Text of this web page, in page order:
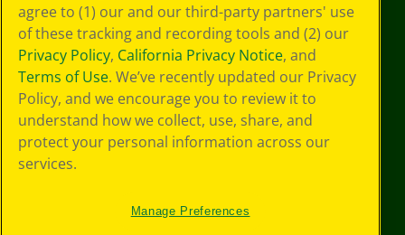
Termini SMS
GDPR
Informativa sulla
privacy di CA
Technologies
Preferenze cookie
Condizioni d'uso
Accessibilità web
Mappa del sito
agree to (1) our and our third-party partners' use
of these tracking and recording tools and (2) our
Privacy Policy, California Privacy Notice, and
Terms of Use. We’ve recently updated our Privacy
Policy, and we encourage you to review it to
understand how we collect, use, share, and
protect your personal information across our
services.
Manage Preferences